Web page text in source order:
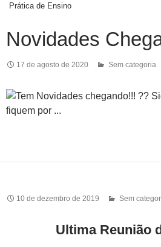
Prática de Ensino
Novidades
17 de agosto de 2020 Sem categoria
10 de dezembro de 2019 Sem
Ultima Reunião